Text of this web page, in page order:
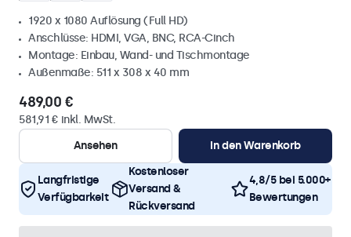
1920 x 1080 Auflösung (Full HD)
Anschlüsse: HDMI, VGA, BNC, RCA-Cinch
Montage: Einbau, Wand- und Tischmontage
Außenmaße: 511 x 308 x 40 mm
489,00 €
581,91 € inkl. MwSt.
Ansehen
In den Warenkorb
Langfristige
Verfügbarkeit
Kostenloser
Versand &
Rückversand
4,8/5 bei 5.000+
Bewertungen